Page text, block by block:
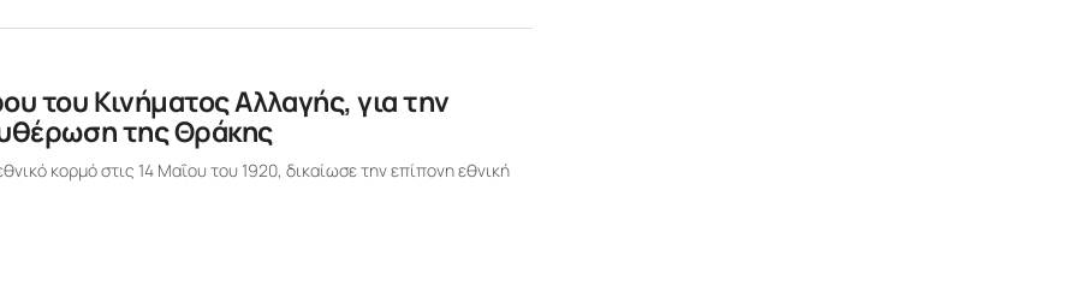
του Κινήματος Αλλαγής, για την
της Θράκης
κορμό στις 14 Μαΐου του 1920, δικαίωσε την επίπονη εθνική